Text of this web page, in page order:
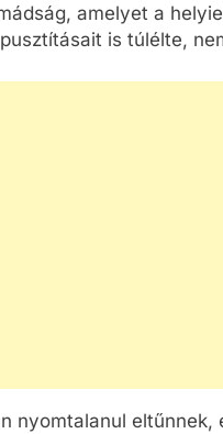
amelyet a
is túlélte,
nyomtalanul eltűnnek,